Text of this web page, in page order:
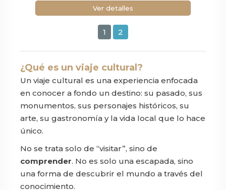
Ver detalles
1 2
¿Qué es un viaje cultural?
Un viaje cultural es una experiencia enfocada
en conocer a fondo un destino: su pasado, sus
monumentos, sus personajes históricos, su
arte, su gastronomía y la vida local que lo hace
único.
No se trata solo de “visitar”, sino de
comprender. No es solo una escapada, sino
una forma de descubrir el mundo a través del
conocimiento.